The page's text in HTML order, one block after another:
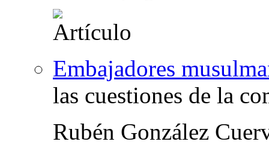
Embajadores
las cuestiones de la
Rubén González